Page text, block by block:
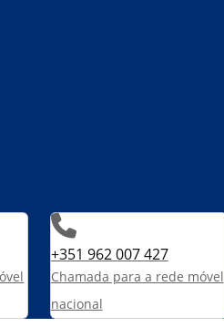
+351 962 007 427
Chamada para a rede móvel
nacional
Valpi